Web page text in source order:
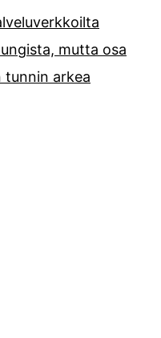
mutta osa
tunnin arkea